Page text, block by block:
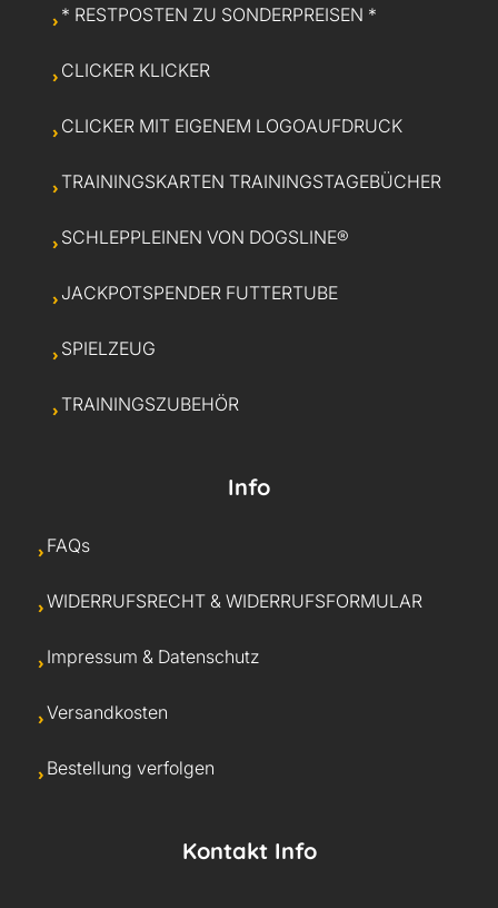
* RESTPOSTEN ZU SONDERPREISEN *
CLICKER KLICKER
CLICKER MIT EIGENEM LOGOAUFDRUCK
TRAININGSKARTEN TRAININGSTAGEBÜCHER
SCHLEPPLEINEN VON DOGSLINE®
JACKPOTSPENDER FUTTERTUBE
SPIELZEUG
TRAININGSZUBEHÖR
Info
FAQs
WIDERRUFSRECHT & WIDERRUFSFORMULAR
Impressum & Datenschutz
Versandkosten
Bestellung verfolgen
Kontakt Info